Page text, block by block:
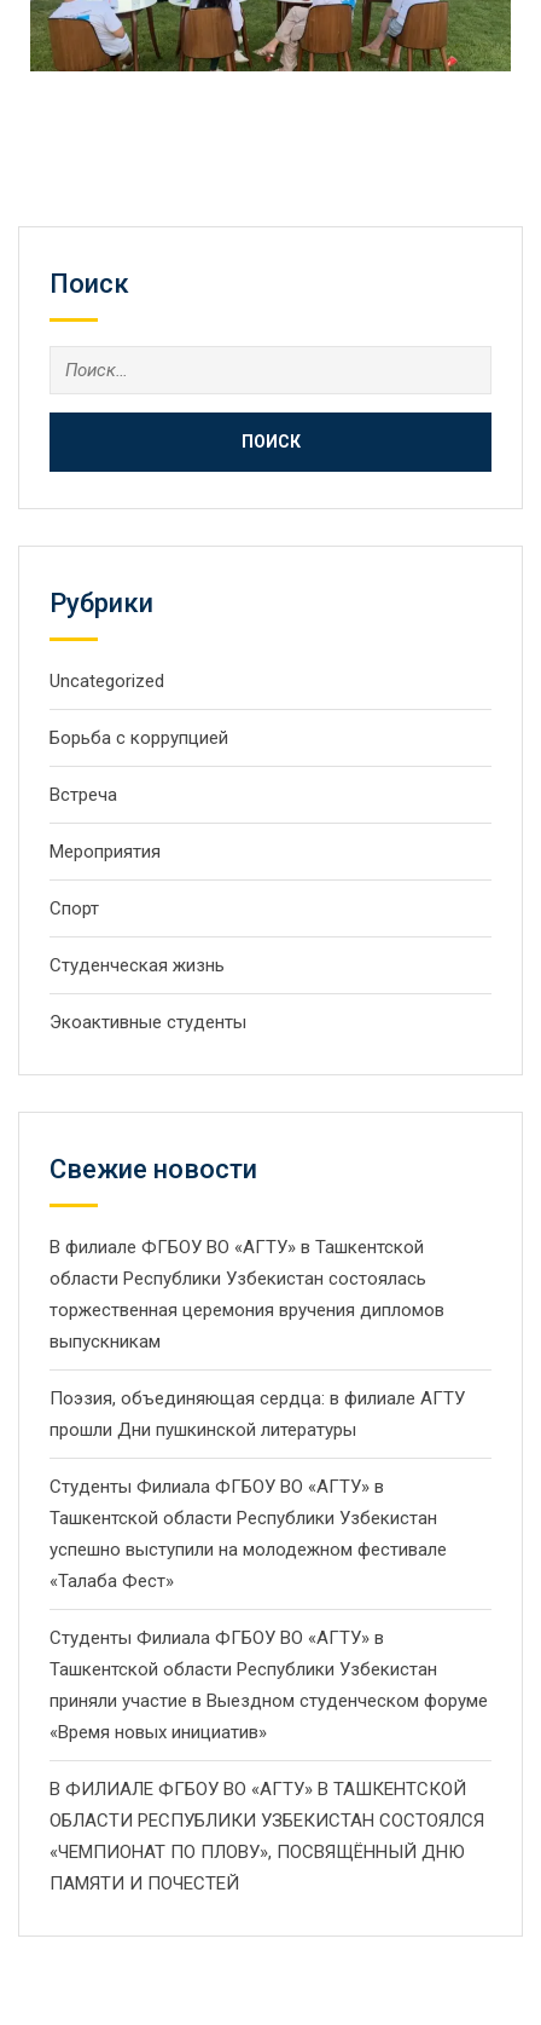
Поиск
Рубрики
Uncategorized
Борьба с коррупцией
Встреча
Мероприятия
Спорт
Студенческая жизнь
Экоактивные студенты
Свежие новости
В филиале ФГБОУ ВО «АГТУ» в Ташкентской
области Республики Узбекистан состоялась
торжественная церемония вручения дипломов
выпускникам
Поэзия, объединяющая сердца: в филиале АГТУ
прошли Дни пушкинской литературы
Студенты Филиала ФГБОУ ВО «АГТУ» в
Ташкентской области Республики Узбекистан
успешно выступили на молодежном фестивале
«Талаба Фест»
Студенты Филиала ФГБОУ ВО «АГТУ» в
Ташкентской области Республики Узбекистан
приняли участие в Выездном студенческом форуме
«Время новых инициатив»
В ФИЛИАЛЕ ФГБОУ ВО «АГТУ» В ТАШКЕНТСКОЙ
ОБЛАСТИ РЕСПУБЛИКИ УЗБЕКИСТАН СОСТОЯЛСЯ
«ЧЕМПИОНАТ ПО ПЛОВУ», ПОСВЯЩЁННЫЙ ДНЮ
ПАМЯТИ И ПОЧЕСТЕЙ